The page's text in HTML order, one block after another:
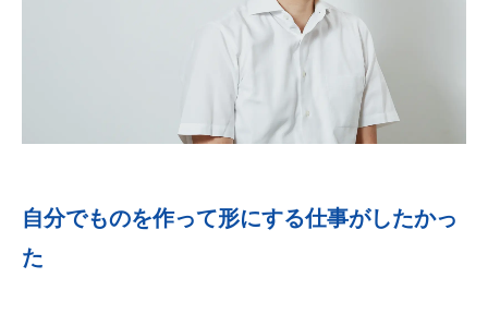
自分でものを作って形にする仕事がしたかっ
た